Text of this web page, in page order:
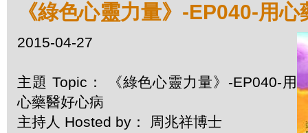
《綠色心靈力量》-EP040-用
2015-04-27
主題 Topic： 《綠色心靈力量》-EP040-用
心藥醫好心病
主持人 Hosted by： 周兆祥博士